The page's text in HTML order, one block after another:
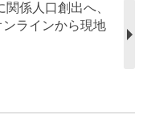
係人口創出へ、
ラインから現地